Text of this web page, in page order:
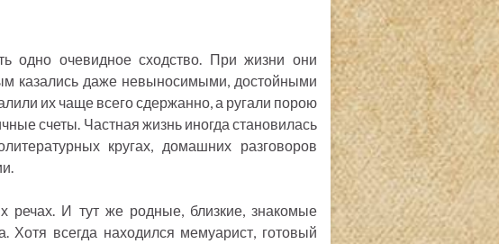
одно очевидное сходство. При жизни они
казались даже невыносимыми, достойными
их чаще всего сдержанно, а ругали порою
счеты. Частная жизнь иногда становилась
кругах, домашних разговоров
И тут же родные, близкие, знакомые
Хотя всегда находился мемуарист, готовый